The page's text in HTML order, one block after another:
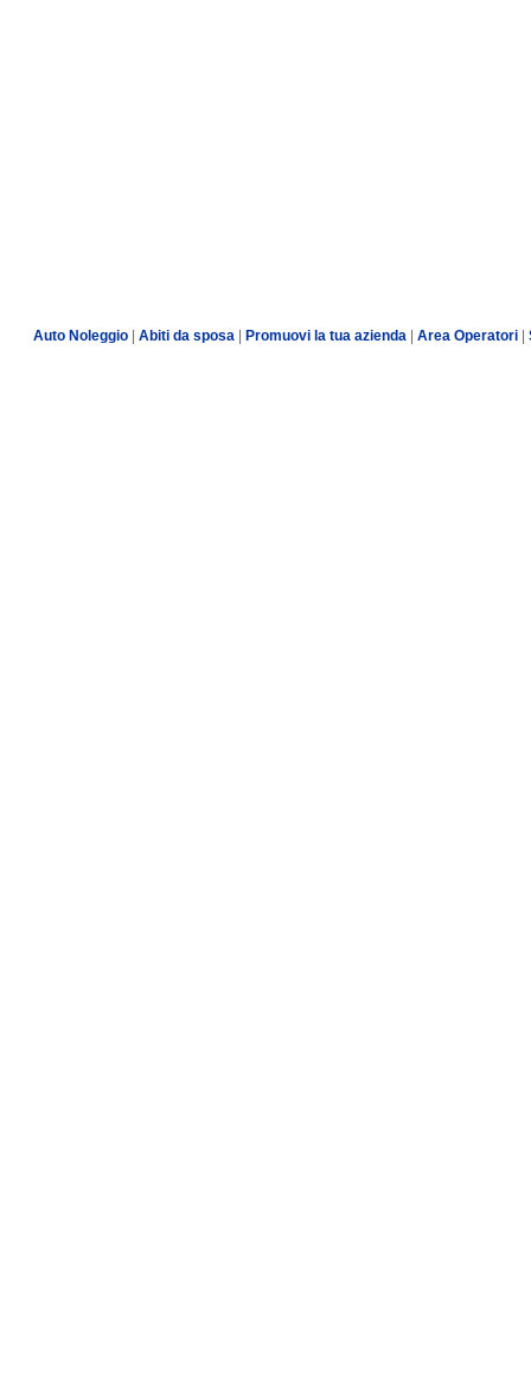
Auto Noleggio Abiti da sposa Promuovi la tua azienda Area Operatori